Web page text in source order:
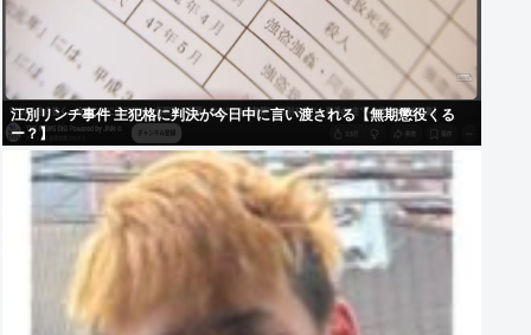
江別リンチ事件 主犯格に判決が今日中に言い渡される【無期懲役くる
ー？】